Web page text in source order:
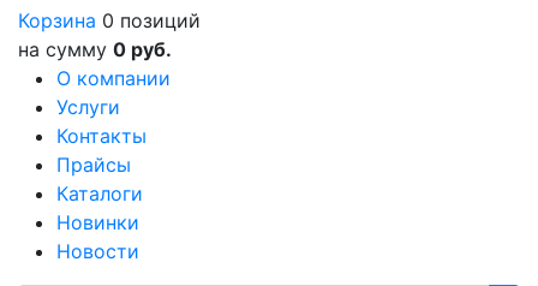
Корзина 0 позиций
на сумму 0 руб.
О компании
Услуги
Контакты
Прайсы
Каталоги
Новинки
Новости